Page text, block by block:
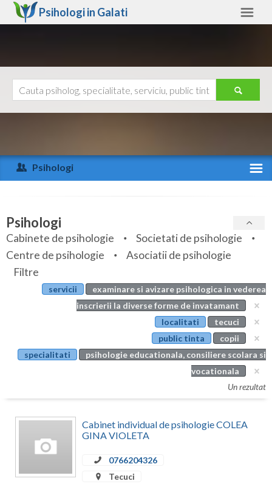
Psihologi in Galati
Arad
Arges
Bihor
Bistrita-Nasaud
Botosani
Bucuresti
Calarasi
Constanta
Ajutor
Psihologi
Specialitati
Servicii
Articole
Evenimente
Psihologi
Cabinete de psihologie
Societati de psihologie
Centre de psihologie
Asociatii de psihologie
Filtre
servicii
examinare si avizare psihologica in vederea
inscrierii la diverse forme de invatamant
localitati
tecuci
public tinta
copii
specialitati
psihologie educationala, consiliere scolara si
vocationala
Un rezultat
Cabinet individual de psihologie COLEA
GINA VIOLETA
0766204326
Tecuci